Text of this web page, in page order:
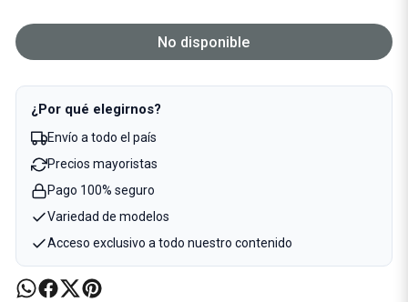
No disponible
¿Por qué elegirnos?
Envío a todo el país
Precios mayoristas
Pago 100% seguro
Variedad de modelos
Acceso exclusivo a todo nuestro contenido